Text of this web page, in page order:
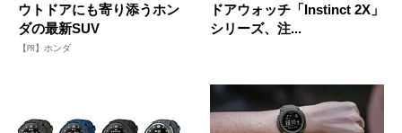
ウトドアにも寄り添うホン
ダの最新SUV
【PR】ホンダ
ドアウォッチ「Instinct 2X」
シリーズ、注...